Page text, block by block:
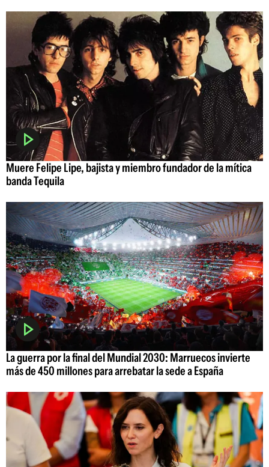
Muere Felipe Lipe, bajista y miembro fundador de la mítica
banda Tequila
La guerra por la final del Mundial 2030: Marruecos invierte
más de 450 millones para arrebatar la sede a España